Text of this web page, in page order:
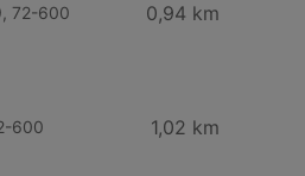
72-600
0,94 km
600
1,02 km